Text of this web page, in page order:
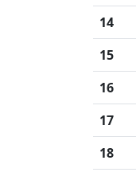
14
15
16
17
18